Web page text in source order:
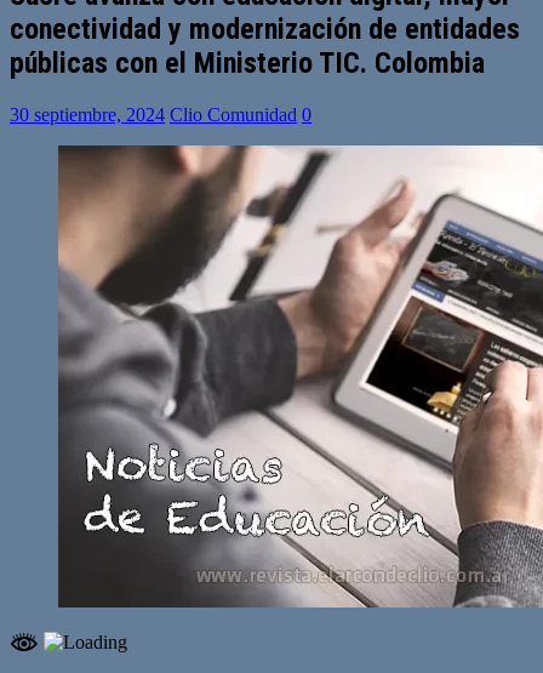
conectividad y modernización de entidades
públicas con el Ministerio TIC. Colombia
30 septiembre, 2024 Clio Comunidad 0